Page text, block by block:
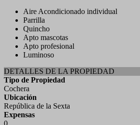
Aire Acondicionado individual
Parrilla
Quincho
Apto mascotas
Apto profesional
Luminoso
DETALLES DE LA PROPIEDAD
Tipo de Propiedad
Cochera
Ubicación
República de la Sexta
Expensas
0